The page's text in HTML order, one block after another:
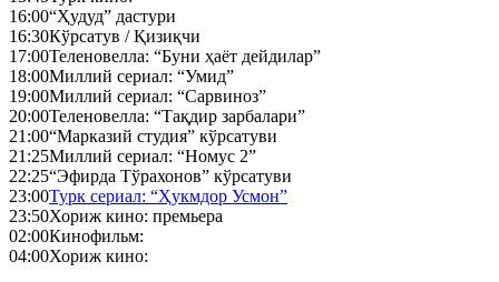
16:00“Ҳудуд” дастури
16:30Кўрсатув / Қизиқчи
17:00Теленовелла: “Буни ҳаёт дейдилар”
18:00Миллий сериал: “Умид”
19:00Миллий сериал: “Сарвиноз”
20:00Теленовелла: “Тақдир зарбалари”
21:00“Марказий студия” кўрсатуви
21:25Миллий сериал: “Номус 2”
22:25“Эфирда Тўрахонов” кўрсатуви
23:00Турк сериал: “Ҳукмдор Усмон”
23:50Хориж кино: премьера
02:00Кинофильм:
04:00Хориж кино: